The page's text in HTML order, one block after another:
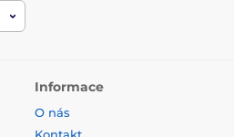
Informace
O nás